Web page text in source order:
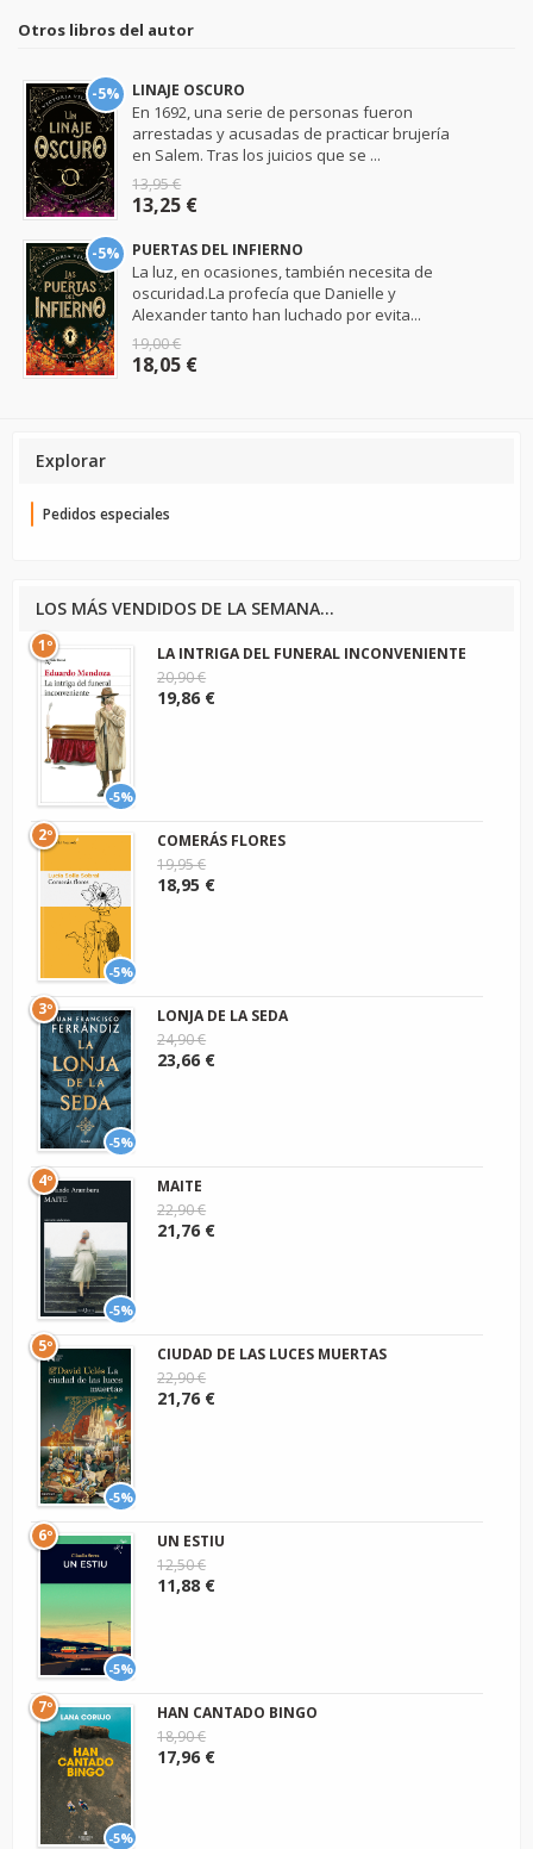
Otros libros del autor
-5% LINAJE OSCURO
En 1692, una serie de personas fueron
arrestadas y acusadas de practicar brujería
en Salem. Tras los juicios que se ...
13,95 €
13,25 €
-5% PUERTAS DEL INFIERNO
La luz, en ocasiones, también necesita de
oscuridad.La profecía que Danielle y
Alexander tanto han luchado por evita...
19,00 €
18,05 €
Explorar
Pedidos especiales
LOS MÁS VENDIDOS DE LA SEMANA...
-5%
1º
LA INTRIGA DEL FUNERAL INCONVENIENTE
20,90 €
19,86 €
-5%
2º
COMERÁS FLORES
19,95 €
18,95 €
-5%
3º
LONJA DE LA SEDA
24,90 €
23,66 €
-5%
4º
MAITE
22,90 €
21,76 €
-5%
5º
CIUDAD DE LAS LUCES MUERTAS
22,90 €
21,76 €
-5%
6º
UN ESTIU
12,50 €
11,88 €
-5%
7º
HAN CANTADO BINGO
18,90 €
17,96 €